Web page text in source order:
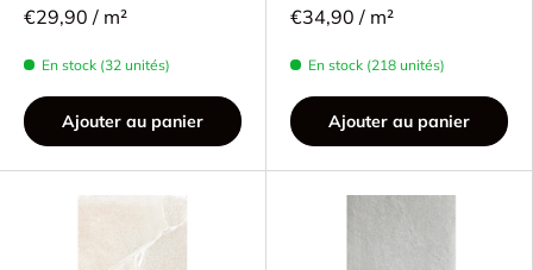
€29,90 / m²
En stock (32 unités)
Ajouter au panier
€34,90 / m²
En stock (218 unités)
Ajouter au panier